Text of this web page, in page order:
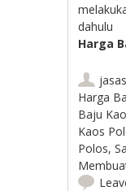
dahulu
Harga
Harga
Baju
Kaos
Polos,